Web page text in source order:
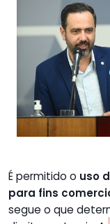
É permitido o uso
para fins
segue o que